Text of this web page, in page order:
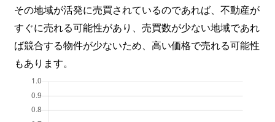
その地域が活発に売買されているのであれば、不動産が
すぐに売れる可能性があり、売買数が少ない地域であれ
ば競合する物件が少ないため、高い価格で売れる可能性
もあります。